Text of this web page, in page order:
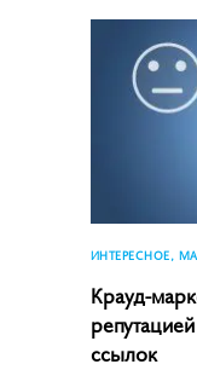
ИНТЕРЕСНОЕ,
Крауд-
ссылок